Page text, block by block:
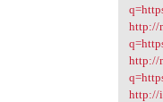
http://
http://
http://